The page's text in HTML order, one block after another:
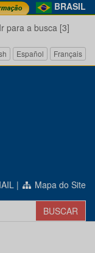
BRASIL
Ir para a busca [3]
Español Français
| Mapa do Site